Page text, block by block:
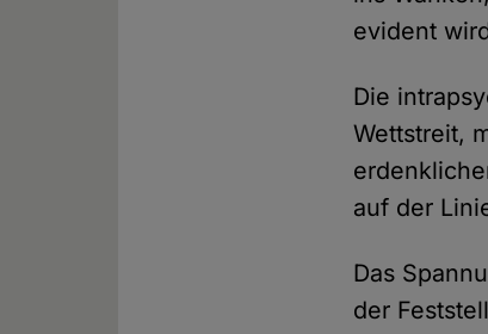
evident
Die
Wettstreit,
auf der
Das
der